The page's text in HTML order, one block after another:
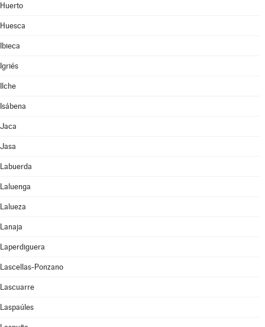
Huerto
Huesca
Ibieca
Igriés
Ilche
Isábena
Jaca
Jasa
Labuerda
Laluenga
Lalueza
Lanaja
Laperdiguera
Lascellas-Ponzano
Lascuarre
Laspaúles